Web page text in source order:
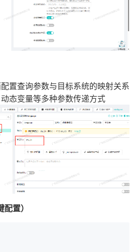
置查询参数与目标系统的映射关系
态变量等多种参数传递方式
置）